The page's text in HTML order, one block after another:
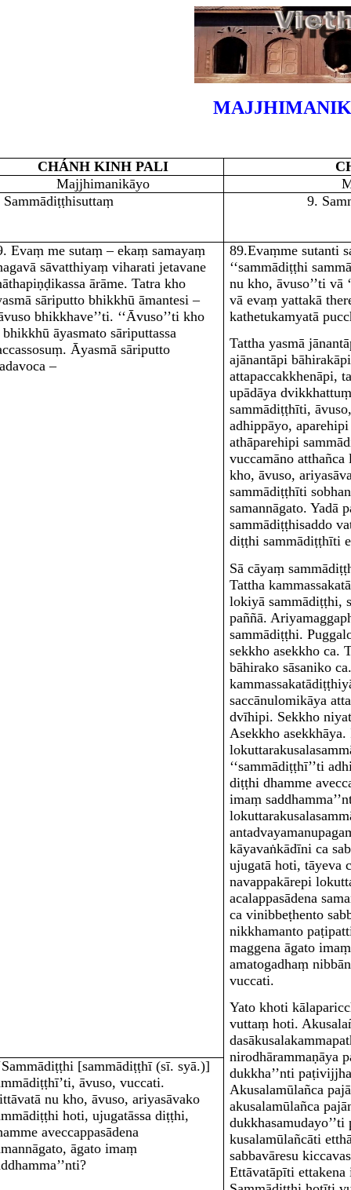
CHÁNH KINH PALI
Majjhimanikāyo
Sammādiṭṭhisuttaṃ
9.
. Evaṃ me sutaṃ – ekaṃ samayaṃ
sāvatthiyaṃ viharati jetavane
ārāme. Tatra kho
sāriputto bhikkhū āmantesi –
bhikkhave’’ti. ‘‘Āvuso’’ti kho
bhikkhū āyasmato sāriputtassa
Āyasmā sāriputto
–
89.Evaṃme sutanti
‘‘sammādiṭṭhi
nu kho, āvuso’’ti vā
vā evaṃ yattakā
kathetukamyatā
Tattha yasmā
ajānantāpi
attapaccakkhenāpi,
upādāya
sammādiṭṭhīti,
adhippāyo,
athāparehipi
vuccamāno
kho, āvuso,
sammādiṭṭhīti
samannāgato. Yadā
sammādiṭṭhisaddo
diṭṭhi sammādiṭṭhīti
Sā cāyaṃ
Tattha
lokiyā sammādiṭṭhi,
paññā.
sammādiṭṭhi.
sekkho asekkho ca.
bāhirako sāsaniko
saccānulomikāya
dvīhipi. Sekkho
Asekkho
‘‘sammādiṭṭhī’’ti
diṭṭhi dhamme
imaṃ
kāyavaṅkādīni ca
ujugatā hoti, tāyeva
navappakārepi
acalappasādena
ca vinibbeṭhento
nikkhamanto
maggena āgato
amatogadhaṃ
vuccati.
Yato khoti
vuttaṃ hoti.
nirodhārammaṇāya
dukkha’’nti
Akusalamūlañca
akusalamūlañca
kusalamūlañcāti
sabbavāresu
Ettāvatāpīti ettakena
[sammādiṭṭhī (sī. syā.)]
āvuso, vuccati.
nu kho, āvuso, ariyasāvako
hoti, ujugatāssa diṭṭhi,
aveccappasādena
āgato imaṃ